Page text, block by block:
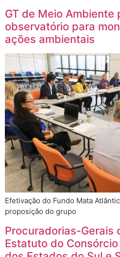
GT de Meio
observatório para
ações ambientais
Efetivação do Fundo Mata
proposição do grupo
Procuradorias-Gerais
Estatuto do